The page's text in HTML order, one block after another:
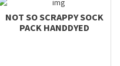
NOT SO SCRAPPY SOCK
PACK HANDDYED